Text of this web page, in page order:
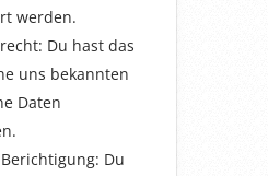
werden.
Du hast das
uns bekannten
Daten
Du